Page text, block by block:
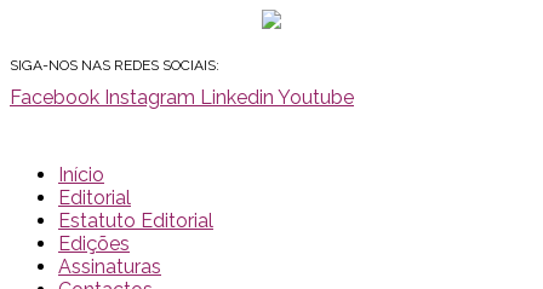
SIGA-NOS NAS REDES SOCIAIS:
Facebook Instagram Linkedin Youtube
Início
Editorial
Estatuto Editorial
Edições
Assinaturas